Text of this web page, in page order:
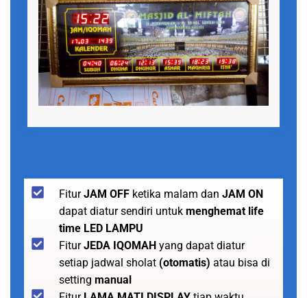
FiturJAM OFF ketika malam dan JAM ON
dapat diatur sendiri untuk menghemat life
time LED LAMPU
FiturJEDA IQOMAH yang dapat diatur
setiap jadwal sholat (otomatis) atau bisa di
setting manual